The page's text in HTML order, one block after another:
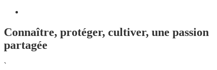
Connaître, protéger, cultiver, une passion
partagée
`